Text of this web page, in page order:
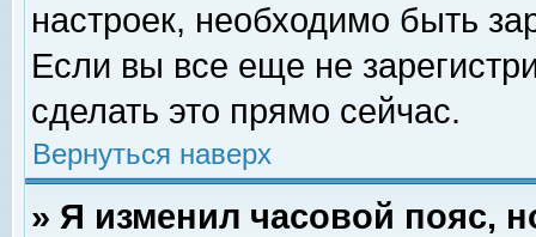
настроек, необходимо быть
Если вы все еще не
сделать это прямо сейчас.
Вернуться наверх
» Я изменил часовой пояс,